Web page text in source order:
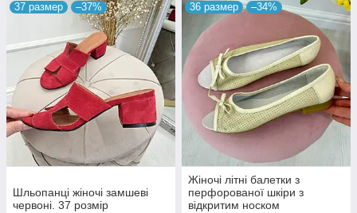
37 размер –37%
Шльопанці жіночі замшеві
червоні. 37 розмір
36 размер –34%
Жіночі літні балетки з
перфорованої шкіри з
відкритим носком